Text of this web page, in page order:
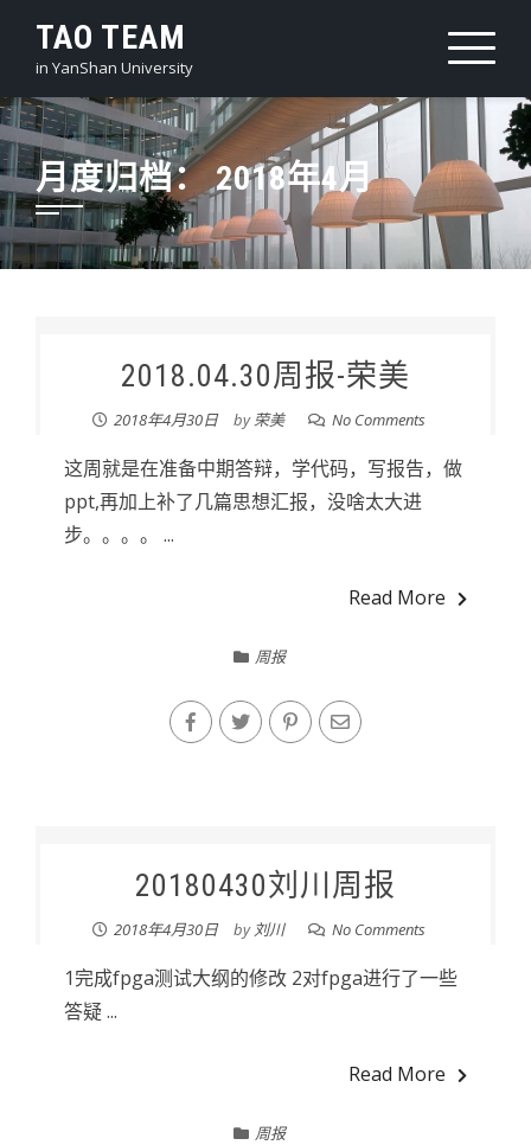
content
TAO TEAM
in YanShan University
月度归档：2018年4月
2018.04.30周报-荣美
2018年4月30日 by荣美 No Comments
这周就是在准备中期答辩，学代码，写报告，做
ppt,再加上补了几篇思想汇报，没啥太大进
步。。。。 ...
Read More
周报
20180430刘川周报
2018年4月30日 by刘川 No Comments
1完成fpga测试大纲的修改 2对fpga进行了一些
答疑 ...
Read More
周报